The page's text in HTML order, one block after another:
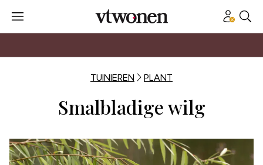
TUINIEREN PLANT
Smalbladige wilg